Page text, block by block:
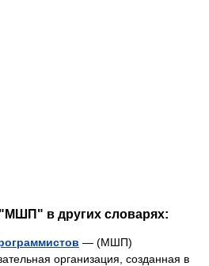
в других словарях:
— (МШП)
организация, созданная в